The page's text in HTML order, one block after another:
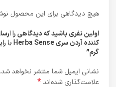
هیچ دیدگاهی برای این محصول
اولین نفری باشید که دیدگاهی را
گرم”
نشانی ایمیل شما منتشر نخواهد شد.
علامت‌گذاری شده‌اند*